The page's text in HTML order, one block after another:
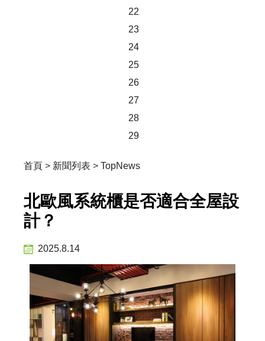
22
23
24
25
26
27
28
29
首頁 > 新聞列表 > TopNews
北歐風系統櫃是否適合全屋設
計？
2025.8.14